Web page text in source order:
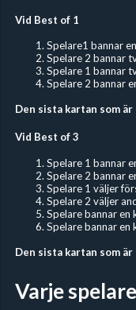
Vid Best of 1
Spelare1 bannar
Spelare 2 bannar
Spelare 1 bannar
Spelare 2 bannar
Den sista kartan som är
Vid Best of 3
Spelare 1 bannar
Spelare 2 bannar
Spelare 1 väljer
Spelare 2 väljer
Spelare bannar en
Spelare bannar en
Den sista kartan som
Varje